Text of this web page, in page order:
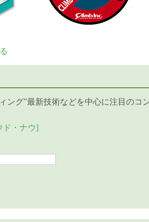
ング”最新技術などを中心に注目のコ
ド・ナウ]